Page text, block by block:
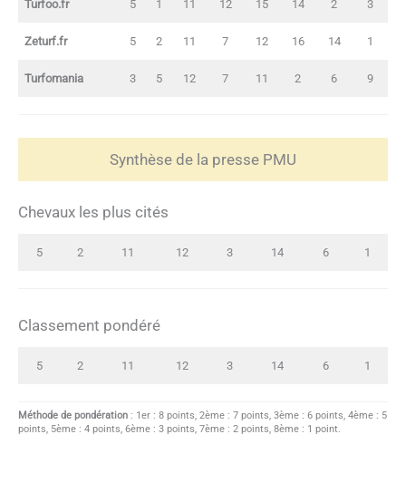
Turfoo.fr 5 1 11 12 15 14 2 3
Zeturf.fr 5 2 11 7 12 16 14 1
Turfomania 3 5 12 7 11 2 6 9
Synthèse de la presse PMU
Chevaux les plus cités
5 2 11 12 3 14 6 1
Classement pondéré
5 2 11 12 3 14 6 1
Méthode de pondération : 1er : 8 points, 2ème : 7 points, 3ème : 6 points, 4ème : 5
points, 5ème : 4 points, 6ème : 3 points, 7ème : 2 points, 8ème : 1 point.